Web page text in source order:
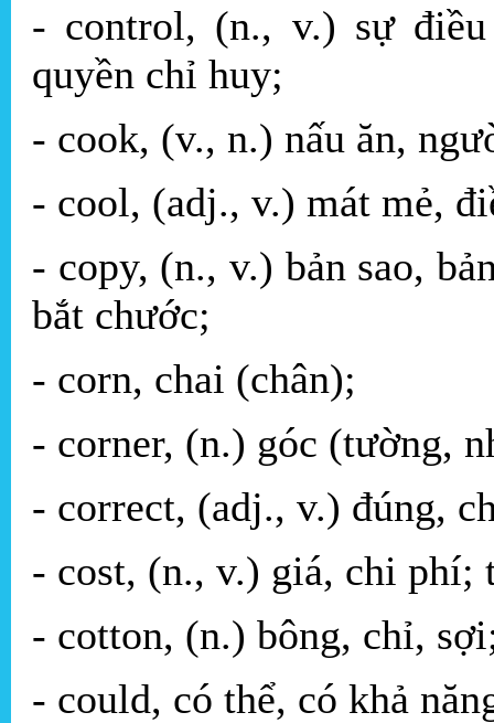
- control, (n., v.) sự
quyền chỉ huy;
- cook, (v., n.) nấu ăn,
- cool, (adj., v.) mát mẻ,
- copy, (n., v.) bản sao,
bắt chước;
- corn, chai (chân);
- corner, (n.) góc (tường,
- correct, (adj., v.) đúng,
- cost, (n., v.) giá, chi phí;
- cotton, (n.) bông, chỉ,
- could, có thể, có khả